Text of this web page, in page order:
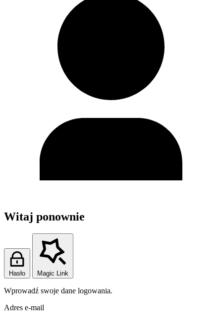
Witaj ponownie
Hasło Magic Link
Wprowadź swoje dane logowania.
Adres e-mail